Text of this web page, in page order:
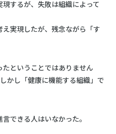
するが、失敗は組織によって
実現したが、残念ながら「す
ということではありません
かし「健康に機能する組織」で
できる人はいなかった。